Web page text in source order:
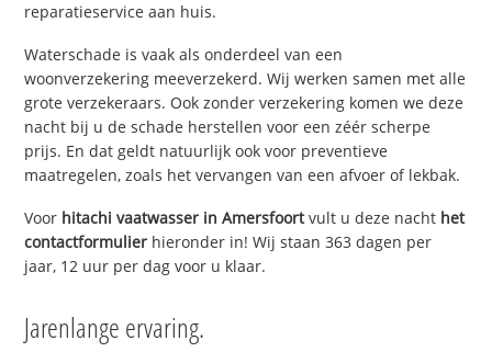
reparatieservice aan huis.
Waterschade is vaak als onderdeel van een
woonverzekering meeverzekerd. Wij werken samen met alle
grote verzekeraars. Ook zonder verzekering komen we deze
nacht bij u de schade herstellen voor een zéér scherpe
prijs. En dat geldt natuurlijk ook voor preventieve
maatregelen, zoals het vervangen van een afvoer of lekbak.
Voor hitachi vaatwasser in Amersfoortvult u deze nacht het
contactformulier hieronder in! Wij staan 363 dagen per
jaar, 12 uur per dag voor u klaar.
Jarenlange ervaring.